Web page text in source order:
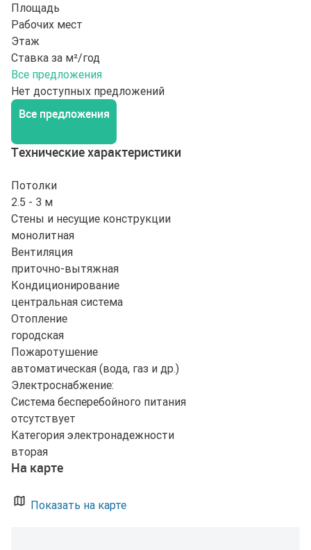
Площадь
Рабочих мест
Этаж
Ставка за м²/год
Все предложения
Нет доступных предложений
Все предложения
Технические характеристики
Потолки
2.5 - 3 м
Стены и несущие конструкции
монолитная
Вентиляция
приточно-вытяжная
Кондиционирование
центральная система
Отопление
городская
Пожаротушение
автоматическая (вода, газ и др.)
Электроснабжение:
Система бесперебойного питания
отсутствует
Категория электронадежности
вторая
На карте
Показать на карте